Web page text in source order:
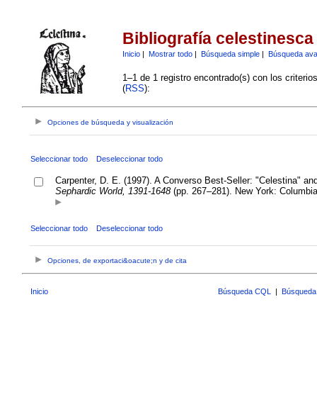
Bibliografía celestinesca
Inicio| Mostrar todo| Búsqueda simple| Búsqueda
1–1 de 1 registro encontrado(s) con los
(RSS):
Opciones de búsqueda y visualización
Seleccionar todo Deseleccionar todo
Carpenter, D. E. (1997). A Converso Best-Seller: "Celestina"
Sephardic World, 1391-1648(pp. 267–281). New York:
Seleccionar todo Deseleccionar todo
Opciones, de exportaci&oacute;n y de cita
Inicio Búsqueda CQL |